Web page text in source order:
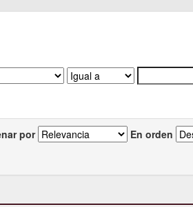
por En orden